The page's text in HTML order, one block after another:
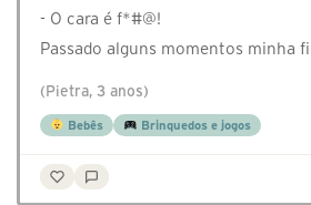
- O cara é f*#@!
Passado alguns momentos minha
(Pietra, 3 anos)
Bebês Brinquedos e jogos